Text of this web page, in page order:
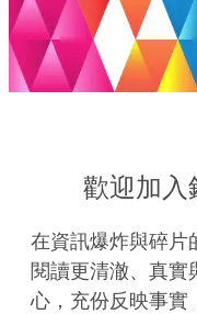
歡迎加入
在資訊爆炸與碎片
閱讀更清澈、真實
心，充份反映事實